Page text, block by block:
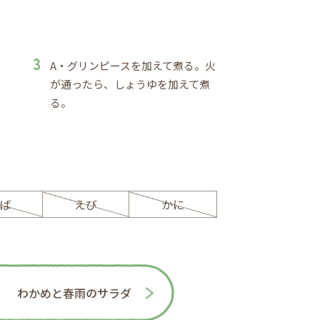
A・グリンピースを加えて煮る。火
が通ったら、しょうゆを加えて煮
る。
えび かに
わかめと春雨のサラダ